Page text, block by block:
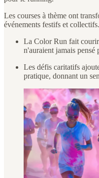
Les courses à thème ont
événements festifs et collectifs.
La Color Run fait
n'auraient jamais
Les défis caritatifs
pratique, donnant un